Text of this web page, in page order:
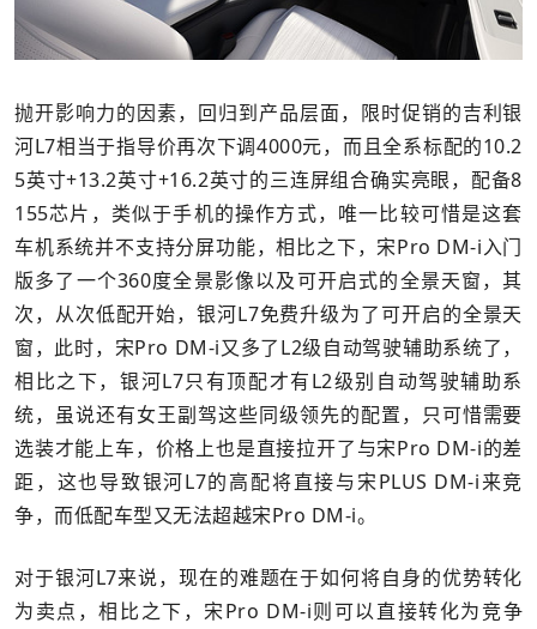
抛开影响力的因素，回归到产品层面，限时促销的吉利银
河L7相当于指导价再次下调4000元，而且全系标配的10.2
5英寸+13.2英寸+16.2英寸的三连屏组合确实亮眼，配备8
155芯片，类似于手机的操作方式，唯一比较可惜是这套
车机系统并不支持分屏功能，相比之下，宋Pro DM-i入门
版多了一个360度全景影像以及可开启式的全景天窗，其
次，从次低配开始，银河L7免费升级为了可开启的全景天
窗，此时，宋Pro DM-i又多了L2级自动驾驶辅助系统了，
相比之下，银河L7只有顶配才有L2级别自动驾驶辅助系
统，虽说还有女王副驾这些同级领先的配置，只可惜需要
选装才能上车，价格上也是直接拉开了与宋Pro DM-i的差
距，这也导致银河L7的高配将直接与宋PLUS DM-i来竞
争，而低配车型又无法超越宋Pro DM-i。
对于银河L7来说，现在的难题在于如何将自身的优势转化
为卖点，相比之下，宋Pro DM-i则可以直接转化为竞争